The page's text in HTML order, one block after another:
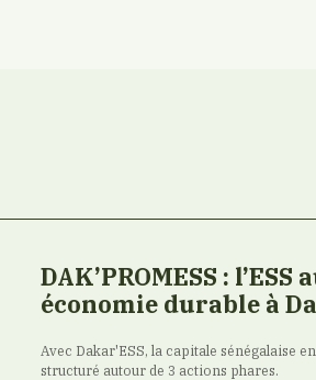
DAK’PROMESS :
économie durable à
Avec Dakar'ESS, la capitale sénégalaise
structuré autour de 3 actions phares.